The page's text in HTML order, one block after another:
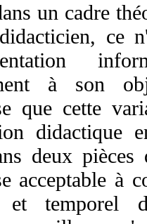
un cadre
ce
à son
que cette
didactique
deux
acceptable à
et temporel